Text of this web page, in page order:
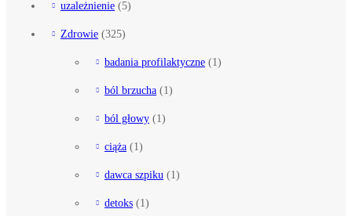
uzależnienie (5)
Zdrowie (325)
badania profilaktyczne (1)
ból brzucha (1)
ból głowy (1)
ciąża (1)
dawca szpiku (1)
detoks (1)